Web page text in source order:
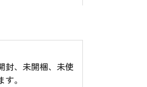
封、未開梱、未使
。